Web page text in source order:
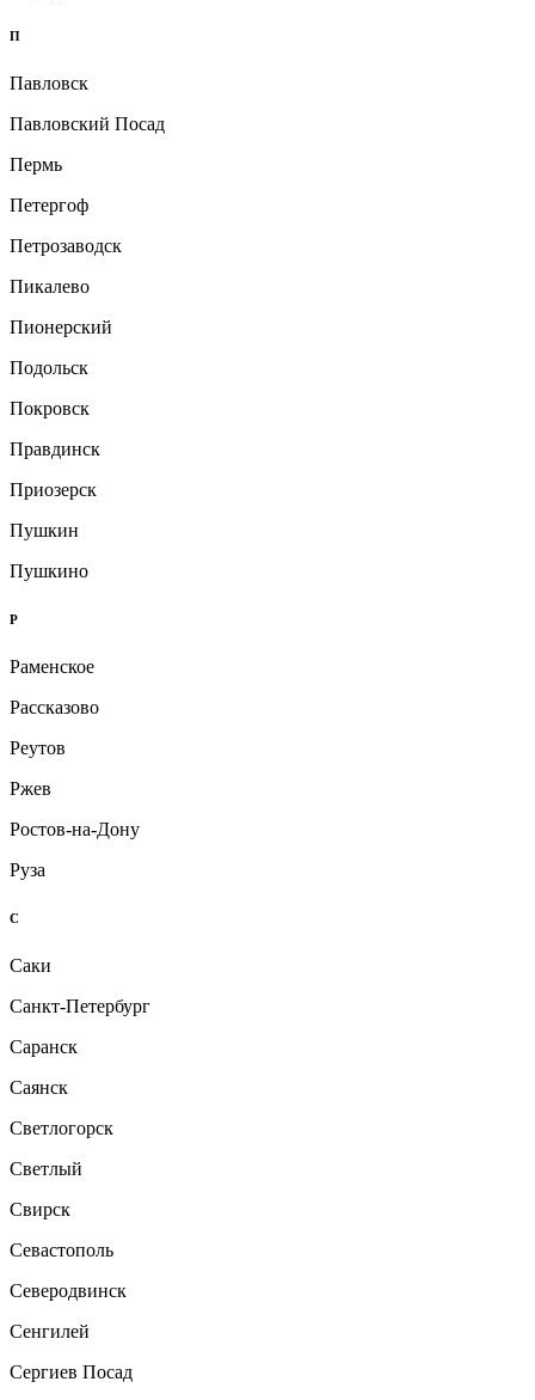
П
Павловск
Павловский Посад
Пермь
Петергоф
Петрозаводск
Пикалево
Пионерский
Подольск
Покровск
Правдинск
Приозерск
Пушкин
Пушкино
Р
Раменское
Рассказово
Реутов
Ржев
Ростов-на-Дону
Руза
С
Саки
Санкт-Петербург
Саранск
Саянск
Светлогорск
Светлый
Свирск
Севастополь
Северодвинск
Сенгилей
Сергиев Посад